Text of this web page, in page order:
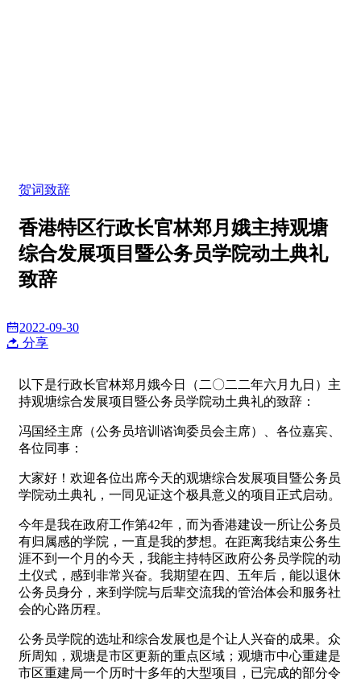
贺词致辞
香港特区行政长官林郑月娥主持观塘
综合发展项目暨公务员学院动土典礼
致辞
2022-09-30
分享
以下是行政长官林郑月娥今日（二〇二二年六月九日）主
持观塘综合发展项目暨公务员学院动土典礼的致辞：
冯国经主席（公务员培训谘询委员会主席）、各位嘉宾、
各位同事：
大家好！欢迎各位出席今天的观塘综合发展项目暨公务员
学院动土典礼，一同见证这个极具意义的项目正式启动。
今年是我在政府工作第42年，而为香港建设一所让公务员
有归属感的学院，一直是我的梦想。在距离我结束公务生
涯不到一个月的今天，我能主持特区政府公务员学院的动
土仪式，感到非常兴奋。我期望在四、五年后，能以退休
公务员身分，来到学院与后辈交流我的管治体会和服务社
会的心路历程。
公务员学院的选址和综合发展也是个让人兴奋的成果。众
所周知，观塘是市区更新的重点区域；观塘市中心重建是
市区重建局一个历时十多年的大型项目，已完成的部分令